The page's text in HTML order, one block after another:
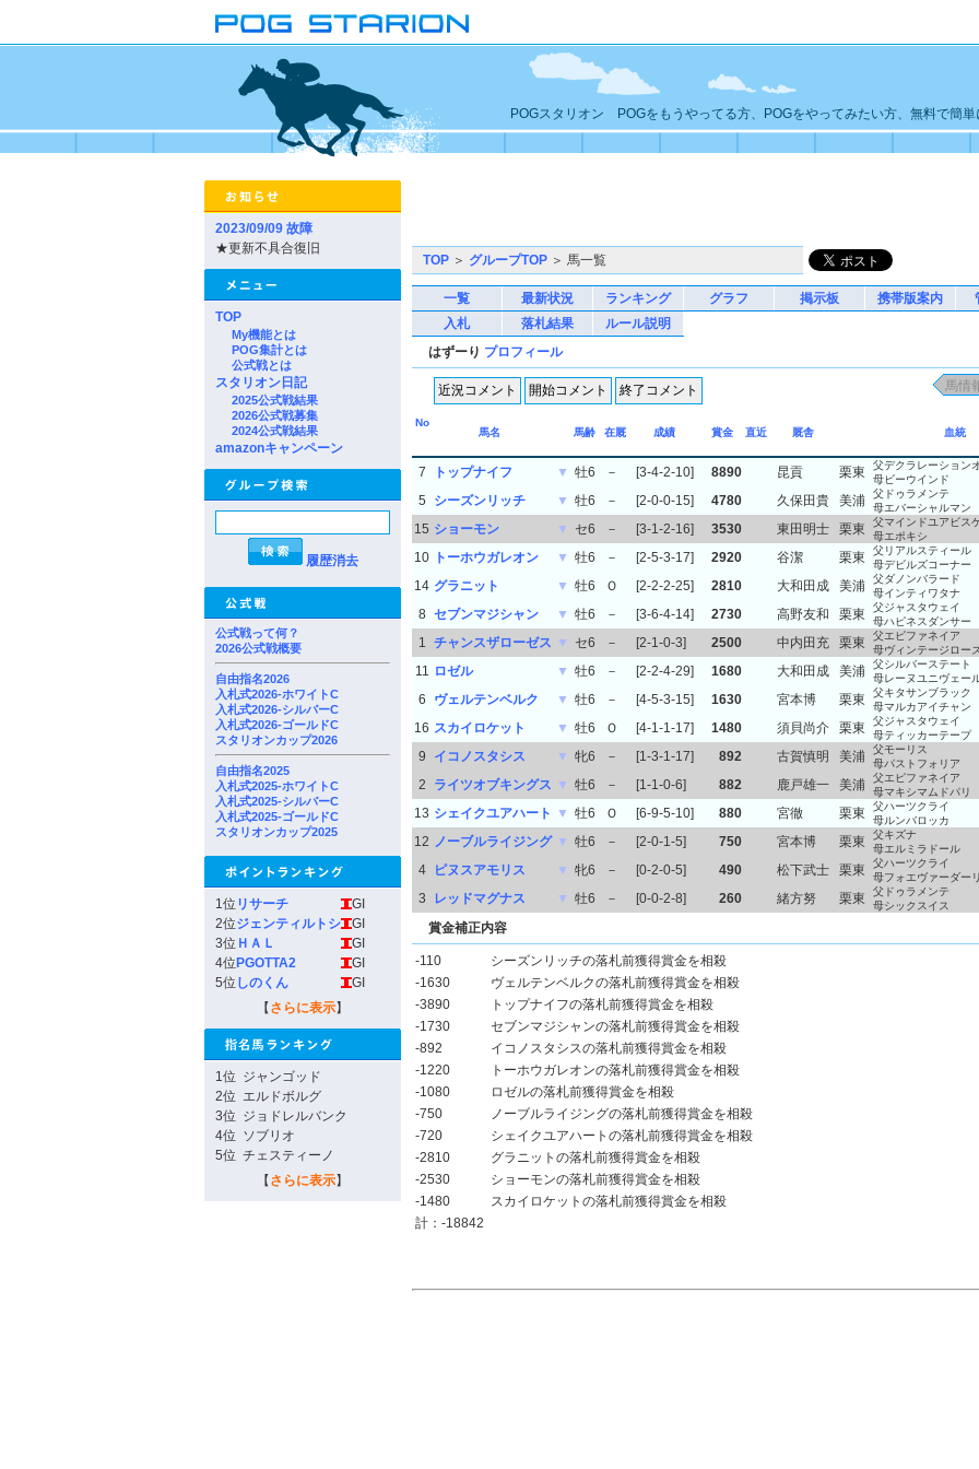
POGスタリオン POGをもうやってる方、POGをやってみたい方、無料で簡単
2023/09/09 故障
★更新不具合復旧
TOP
My機能とは
POG集計とは
公式戦とは
スタリオン日記
2025公式戦結果
2026公式戦募集
2024公式戦結果
amazonキャンペーン
履歴消去
公式戦って何？
2026公式戦概要
自由指名2026
入札式2026-ホワイトC
入札式2026-シルバーC
入札式2026-ゴールドC
スタリオンカップ2026
自由指名2025
入札式2025-ホワイトC
入札式2025-シルバーC
入札式2025-ゴールドC
スタリオンカップ2025
1位 リサーチ
GI
2位ジェンティルトシ
GI
3位 ＨＡＬ
GI
4位 PGOTTA2
GI
5位 しのくん
GI
【 さらに表示】
1位 ジャンゴッド
2位 エルドボルグ
3位 ジョドレルバンク
4位 ソブリオ
5位 チェスティーノ
【 さらに表示】
TOP ＞ グループTOP ＞ 馬一覧
一覧 最新状況 ランキング グラフ 掲示板 携帯版案内
入札
落札結果
ルール説明
はずーり プロフィール
No
馬名
馬齢 在厩 成績 賞金 直近 厩舎 血統
7 トップナイフ ▼ 牡6 － [3-4-2-10] 8890 昆貢 栗東
父デクラレーション
母ビーウインド
5 シーズンリッチ ▼ 牡6 － [2-0-0-15] 4780 久保田貴 美浦
父ドゥラメンテ
母エバーシャルマン
15 ショーモン ▼ セ6 － [3-1-2-16] 3530 東田明士 栗東
父マインドユアビス
母エポキシ
10 トーホウガレオン ▼ 牡6 － [2-5-3-17] 2920 谷潔 栗東
父リアルスティール
母デビルズコーナー
14 グラニット ▼ 牡6 Ｏ [2-2-2-25] 2810 大和田成 美浦
父ダノンバラード
母インティワタナ
8 セブンマジシャン ▼ 牡6 － [3-6-4-14] 2730 高野友和 栗東
父ジャスタウェイ
母ハピネスダンサー
1 チャンスザローゼス ▼ セ6 － [2-1-0-3] 2500 中内田充 栗東
父エピファネイア
母ヴィンテージロー
11 ロゼル ▼ 牡6 － [2-2-4-29] 1680 大和田成 美浦
父シルバーステート
母レーヌユニヴェー
6 ヴェルテンベルク ▼ 牡6 － [4-5-3-15] 1630 宮本博 栗東
父キタサンブラック
母マルカアイチャン
16 スカイロケット ▼ 牡6 Ｏ [4-1-1-17] 1480 須貝尚介 栗東
父ジャスタウェイ
母ティッカーテープ
9 イコノスタシス ▼ 牝6 － [1-3-1-17] 892 古賀慎明 美浦
父モーリス
母パストフォリア
2 ライツオブキングス ▼ 牡6 － [1-1-0-6] 882 鹿戸雄一 美浦
父エピファネイア
母マキシマムドパリ
13 シェイクユアハート ▼ 牡6 Ｏ [6-9-5-10] 880 宮徹 栗東
父ハーツクライ
母ルンバロッカ
12 ノーブルライジング ▼ 牡6 － [2-0-1-5] 750 宮本博 栗東
父キズナ
母エルミラドール
4 ピヌスアモリス ▼ 牝6 － [0-2-0-5] 490 松下武士 栗東
父ハーツクライ
母フォエヴァーダー
3 レッドマグナス ▼ 牡6 － [0-0-2-8] 260 緒方努 栗東
父ドゥラメンテ
母シックスイス
賞金補正内容
-110
シーズンリッチの落札前獲得賞金を相殺
-1630
ヴェルテンベルクの落札前獲得賞金を相殺
-3890
トップナイフの落札前獲得賞金を相殺
-1730
セブンマジシャンの落札前獲得賞金を相殺
-892
イコノスタシスの落札前獲得賞金を相殺
-1220
トーホウガレオンの落札前獲得賞金を相殺
-1080
ロゼルの落札前獲得賞金を相殺
-750
ノーブルライジングの落札前獲得賞金を相殺
-720
シェイクユアハートの落札前獲得賞金を相殺
-2810
グラニットの落札前獲得賞金を相殺
-2530
ショーモンの落札前獲得賞金を相殺
-1480
スカイロケットの落札前獲得賞金を相殺
計：-18842